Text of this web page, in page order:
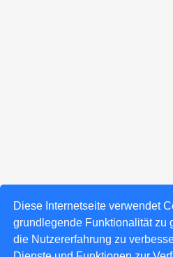
Diese Internetseite verwendet
grundlegende Funktionalität zu
die Nutzererfahrung zu